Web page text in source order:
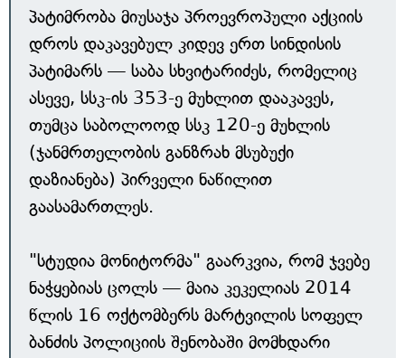
პატიმრობა მიუსაჯა პროევროპული აქციის
დროს დაკავებულ კიდევ ერთ სინდისის
პატიმარს — საბა სხვიტარიძეს, რომელიც
ასევე, სსკ-ის 353-ე მუხლით დააკავეს,
თუმცა საბოლოოდ სსკ 120-ე მუხლის
(ჯანმრთელობის განზრახ მსუბუქი
დაზიანება) პირველი ნაწილით
გაასამართლეს.
"სტუდია მონიტორმა" გაარკვია, რომ ჯვებე
ნაჭყებიას ცოლს — მაია კეკელიას 2014
წლის 16 ოქტომბერს მარტვილის სოფელ
ბანძის პოლიციის შენობაში მომხდარი